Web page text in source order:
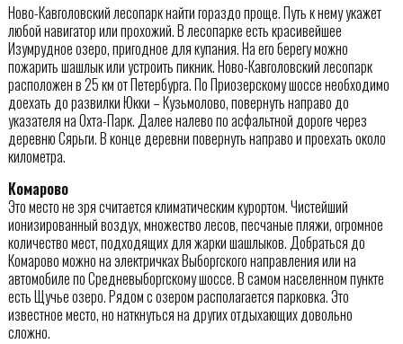
Ново-Кавголовский лесопарк найти гораздо проще. Путь к нему укажет
любой навигатор или прохожий. В лесопарке есть красивейшее
Изумрудное озеро, пригодное для купания. На его берегу можно
пожарить шашлык или устроить пикник. Ново-Кавголовский лесопарк
расположен в 25 км от Петербурга. По Приозерскому шоссе необходимо
доехать до развилки Юкки – Кузьмолово, повернуть направо до
указателя на Охта-Парк. Далее налево по асфальтной дороге через
деревню Сярьги. В конце деревни повернуть направо и проехать около
километра.
Комарово
Это место не зря считается климатическим курортом. Чистейший
ионизированный воздух, множество лесов, песчаные пляжи, огромное
количество мест, подходящих для жарки шашлыков. Добраться до
Комарово можно на электричках Выборгского направления или на
автомобиле по Средневыборгскому шоссе. В самом населенном пункте
есть Щучье озеро. Рядом с озером располагается парковка. Это
известное место, но наткнуться на других отдыхающих довольно
сложно.